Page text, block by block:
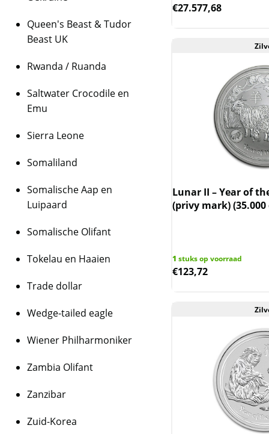
Materiaal:99,99%
Proof,
Uitgevende
Maximaal
Een
verzamelaars
Lunar III 2024
combineert de rijke
met het
Dankzij de drie
hoogwaardige
van slechts1.500
waardoor deze set
iedereen die
Doordat de munten
geleverd, zijn de
capsules kunnen
Dit product wordt
houdt in dat wij btw
behalen op dit
niet op de factuur
€27.577,68
Lunar II – Year of
(privy mark) (35.000
1 stuks op voorraad
€123,72
Queen's Beast & Tudor
Beast UK
Rwanda / Ruanda
Saltwater Crocodile en
Emu
Sierra Leone
Somaliland
Somalische Aap en
Luipaard
Somalische Olifant
Tokelau en Haaien
Trade dollar
Wedge-tailed eagle
Wiener Philharmoniker
Zambia Olifant
Zanzibar
Zuid-Korea